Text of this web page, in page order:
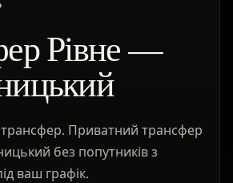
Рівне —
Приватний трансфер
без попутників з
ваш графік.